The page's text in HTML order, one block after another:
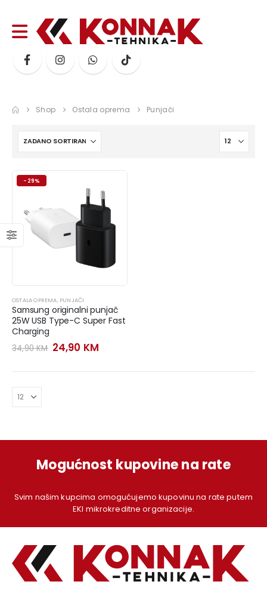
Shop Ostala oprema Punjači
-29%
OSTALA OPREMA, PUNJAČI
Samsung originalni punjač
25W USB Type-C Super Fast
Charging
34,90KM Original
price
34,90 KM.
24,90 KM
24,90 KM.
Mogućnost kupovine na rate
Svim našim kupcima omogućujemo kupovinu na rate putem
EKI mikrokreditne organizacije.